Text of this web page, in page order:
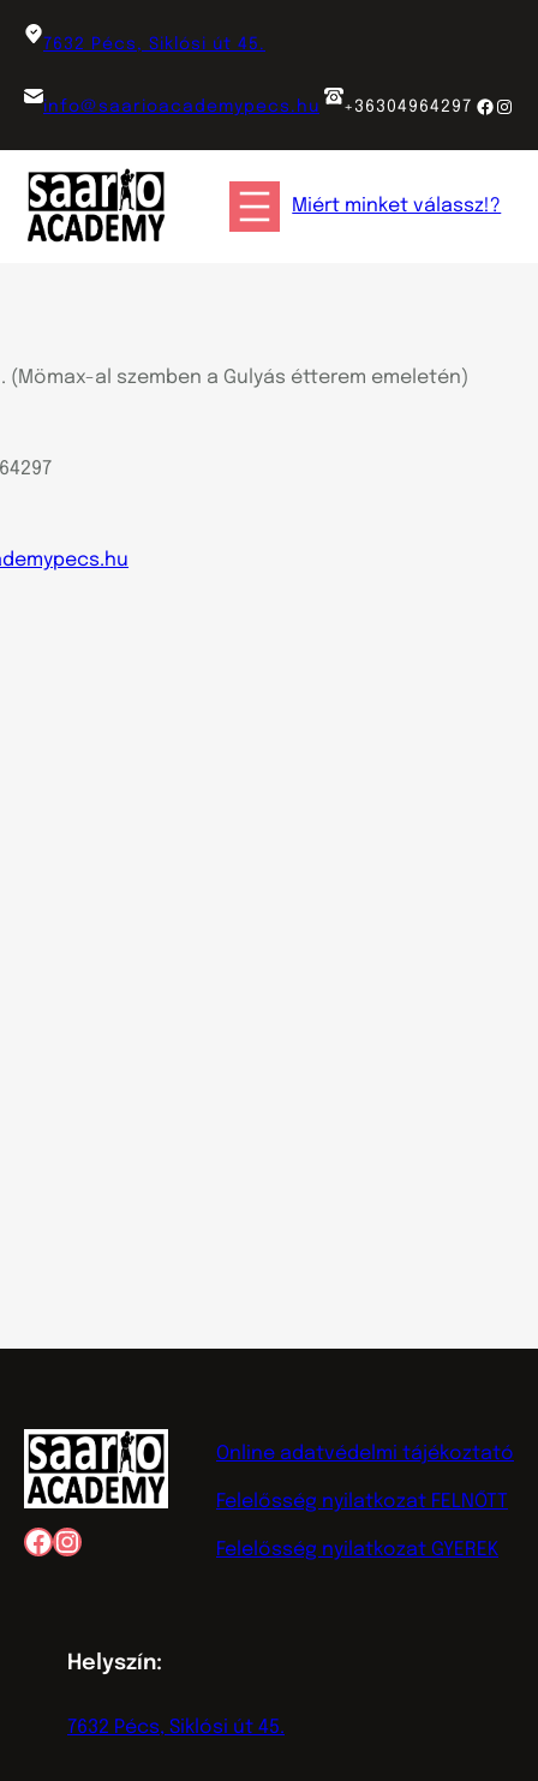
7632 Pécs, Siklósi út 45.
info@saarioacademypecs.hu +36304964297
Miért minket válassz!?
(Mömax-al szemben a Gulyás étterem emeletén)
Facebook
Instagram
Online adatvédelmi tájékoztató
Felelősség nyilatkozat FELNŐTT
Felelősség nyilatkozat GYEREK
Helyszín:
7632 Pécs, Siklósi út 45.